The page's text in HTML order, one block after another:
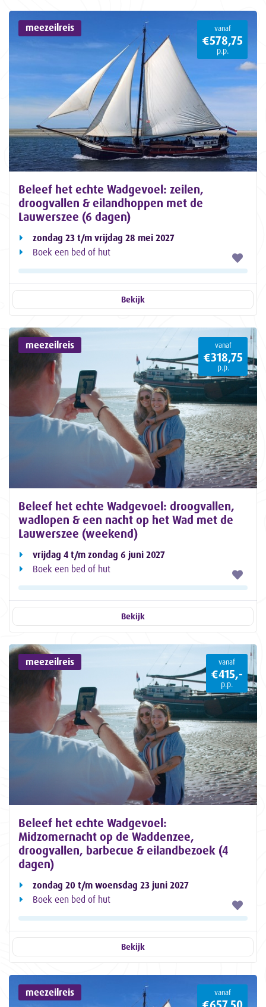
meezeilreis vanaf
€578,75
p.p.
Beleef het echte Wadgevoel: zeilen,
droogvallen & eilandhoppen met de
Lauwerszee (6 dagen)
zondag 23 t/m vrijdag 28 mei 2027
Boek een bed of hut
Bekijk
meezeilreis vanaf
€318,75
p.p.
Beleef het echte Wadgevoel: droogvallen,
wadlopen & een nacht op het Wad met de
Lauwerszee (weekend)
vrijdag 4 t/m zondag 6 juni 2027
Boek een bed of hut
Bekijk
meezeilreis vanaf
€415,-
p.p.
Beleef het echte Wadgevoel:
Midzomernacht op de Waddenzee,
droogvallen, barbecue & eilandbezoek (4
dagen)
zondag 20 t/m woensdag 23 juni 2027
Boek een bed of hut
Bekijk
meezeilreis vanaf